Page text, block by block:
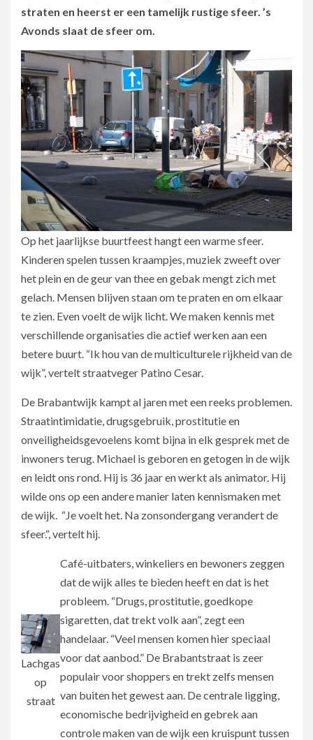
straten en heerst er een tamelijk rustige sfeer. ’s
Avonds slaat de sfeer om.
Op het jaarlijkse buurtfeest hangt een warme sfeer.
Kinderen spelen tussen kraampjes, muziek zweeft over
het plein en de geur van thee en gebak mengt zich met
gelach. Mensen blijven staan om te praten en om elkaar
te zien. Even voelt de wijk licht. We maken kennis met
verschillende organisaties die actief werken aan een
betere buurt. “Ik hou van de multiculturele rijkheid van de
wijk”, vertelt straatveger Patino Cesar.
De Brabantwijk kampt al jaren met een reeks problemen.
Straatintimidatie, drugsgebruik, prostitutie en
onveiligheidsgevoelens komt bijna in elk gesprek met de
inwoners terug. Michael is geboren en getogen in de wijk
en leidt ons rond. Hij is 36 jaar en werkt als animator. Hij
wilde ons op een andere manier laten kennismaken met
de wijk. “Je voelt het. Na zonsondergang verandert de
sfeer.“, vertelt hij.
Lachgas
op
straat
Café-uitbaters, winkeliers en bewoners zeggen
dat de wijk alles te bieden heeft en dat is het
probleem. “Drugs, prostitutie, goedkope
sigaretten, dat trekt volk aan”, zegt een
handelaar. “Veel mensen komen hier speciaal
voor dat aanbod.” De Brabantstraat is zeer
populair voor shoppers en trekt zelfs mensen
van buiten het gewest aan. De centrale ligging,
economische bedrijvigheid en gebrek aan
controle maken van de wijk een kruispunt tussen